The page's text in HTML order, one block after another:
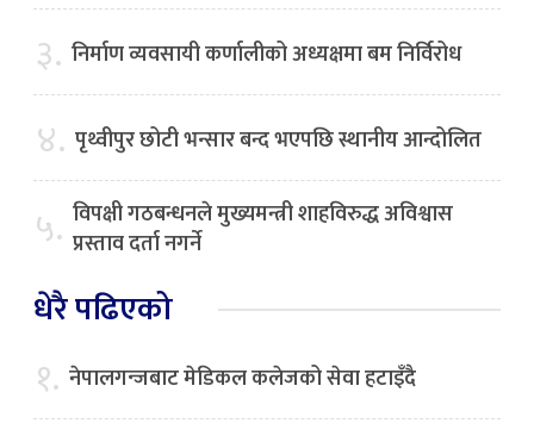
३. निर्माण व्यवसायी कर्णालीको अध्यक्षमा बम निर्विरोध
४. पृथ्वीपुर छोटी भन्सार बन्द भएपछि स्थानीय आन्दोलित
५. विपक्षी गठबन्धनले मुख्यमन्त्री शाहविरुद्ध अविश्वास
प्रस्ताव दर्ता नगर्ने
धेरै पढिएको
१. नेपालगन्जबाट मेडिकल कलेजको सेवा हटाइँदै